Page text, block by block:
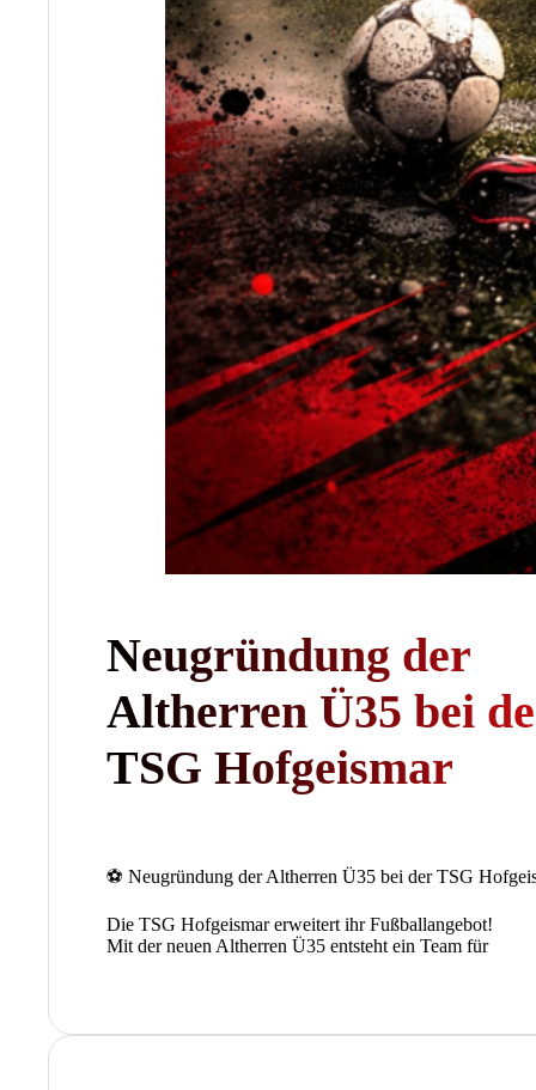
Neugründung der
Altherren Ü35 bei
TSG Hofgeismar
⚽ Neugründung der Altherren Ü35 bei der TSG
Die TSG Hofgeismar erweitert ihr Fußballangebot!
Mit der neuen Altherren Ü35 entsteht ein Team für